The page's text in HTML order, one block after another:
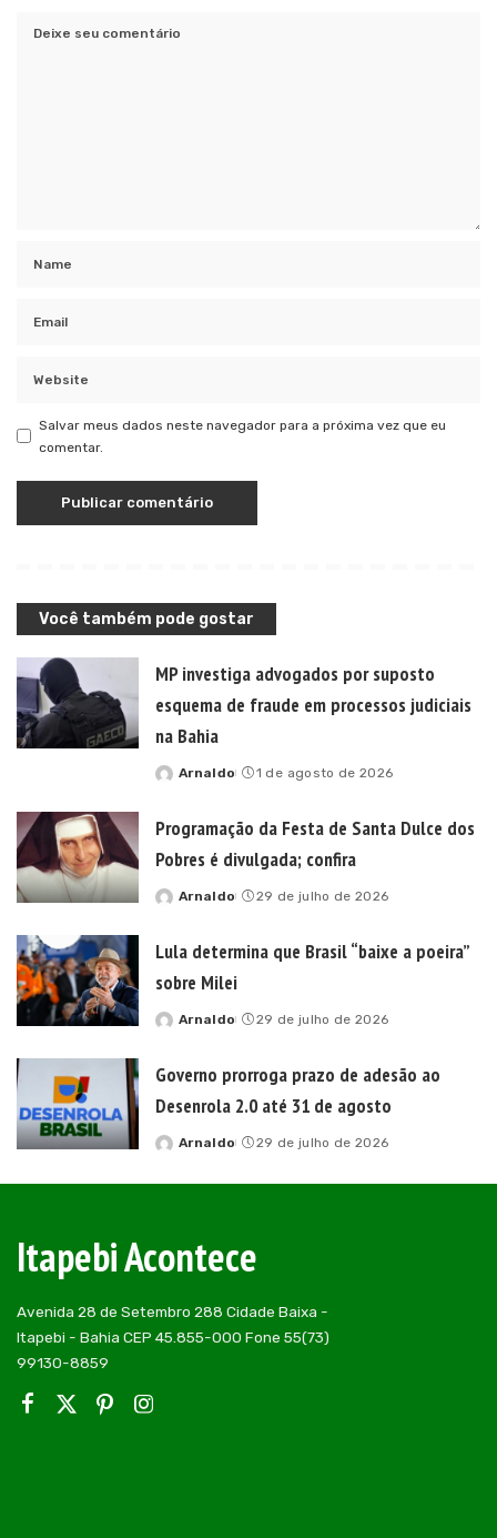
Salvar meus dados neste navegador para a próxima vez que eu
comentar.
Você também pode gostar
MP investiga advogados por suposto
esquema de fraude em processos judiciais
na Bahia
Posted
Arnaldo 1 de agosto de 2026
Programação da Festa de Santa Dulce dos
Pobres é divulgada; confira
Posted
Arnaldo 29 de julho de 2026
Lula determina que Brasil “baixe a poeira”
sobre Milei
Posted
Arnaldo 29 de julho de 2026
Governo prorroga prazo de adesão ao
Desenrola 2.0 até 31 de agosto
Posted
Arnaldo 29 de julho de 2026
Itapebi Acontece
Avenida 28 de Setembro 288 Cidade Baixa -
Itapebi - Bahia CEP 45.855-000 Fone 55(73)
99130-8859